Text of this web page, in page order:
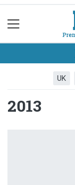
UK
2013